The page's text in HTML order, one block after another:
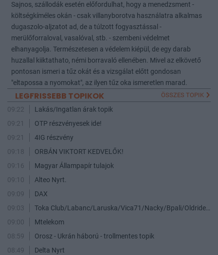
Sajnos, szállodák esetén előfordulhat, hogy a menedzsment -
költségkíméles okán - csak villanyborotva használatra alkalmas
dugaszolo-aljzatot ad, de a túlzott fogyasztással -
merülőforraloval, vasalóval, stb. - szembeni védelmet
elhanyagolja. Természetesen a védelem kiépül, de egy darab
huzallal kiiktathato, némi borravaló ellenében. Mivel az elkövető
pontosan ismeri a tűz okát és a vizsgálat előtt gondosan
"eltapossa a nyomokat", az ilyen tűz oka ismeretlen marad.
LEGFRISSEBB TOPIKOK ÖSSZES TOPIK
09:22
Lakás/Ingatlan árak topik
09:21
OTP részvényesek ide!
09:21
4IG részvény
09:18
ORBÁN VIKTORT KEDVELŐK!
09:16
Magyar Állampapír tulajok
09:10
Alteo Nyrt.
09:09
DAX
09:03
Toka Club/Labanc/Laruska/Vica71/Nacky/Bpali/Oldrider/Josefernando/Mcbull/Kawaszabi
09:00
Mtelekom
08:59
Orosz - Ukrán háború - trollmentes topik
08:49
Delta Nyrt